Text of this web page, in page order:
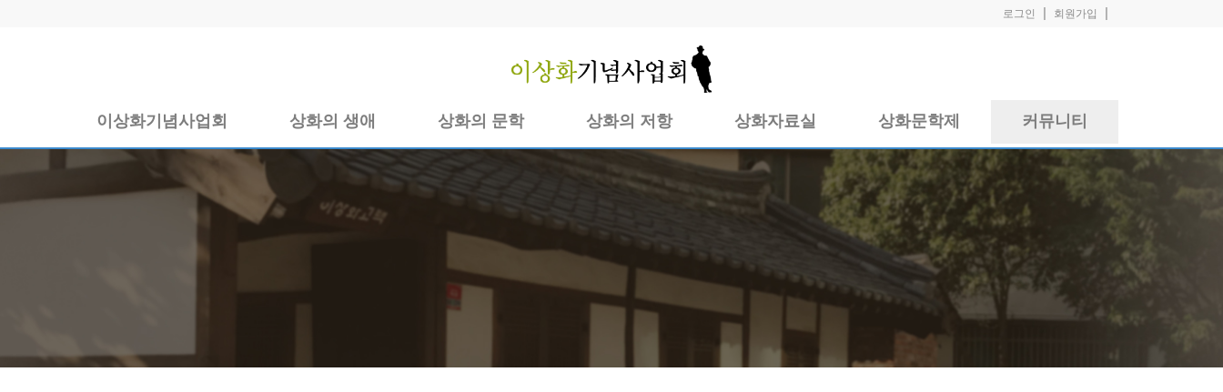
로그인 | 회원가입 |
이상화기념사업회 상화의 생애 상화의 문학 상화의 저항 상화자료실 상화문학제 커뮤니티